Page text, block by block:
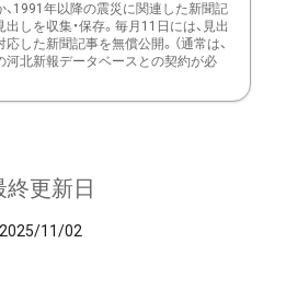
、1991年以降の震災に関連した新聞記
出しを収集・保存。毎月11日には、見出
応した新聞記事を無償公開。（通常は、
河北新報データベースとの契約が必
終更新日
2025/11/02